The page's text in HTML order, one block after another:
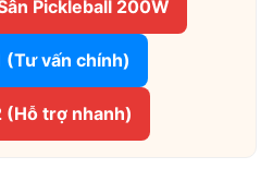
Pickleball 200W
(Tư vấn chính)
(Hỗ trợ nhanh)